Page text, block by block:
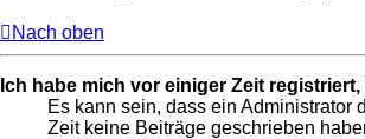
Nach oben
Ich habe mich vor einiger Zeit
Es kann sein, dass ein
Zeit keine Beiträge geschrieben